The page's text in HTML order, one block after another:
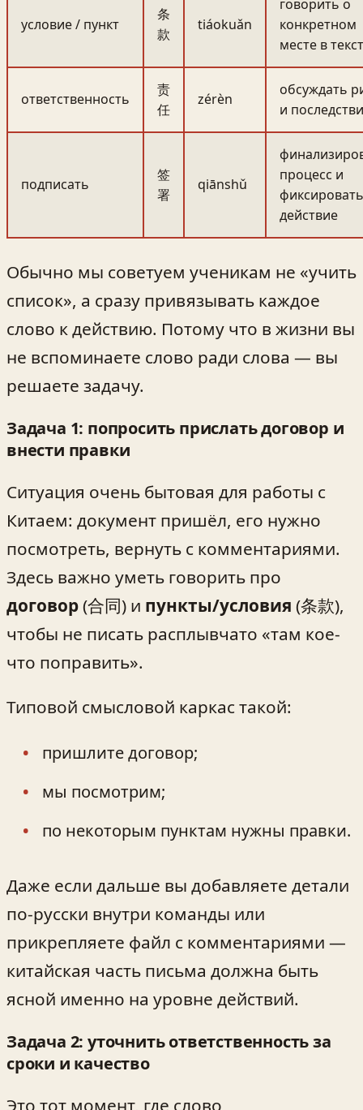
условие / пункт
条
款
tiáokuǎn
говорить о
конкретном
месте в
ответственность
责
任
zérèn
обсуждать
и
подписать
签
署
qiānshǔ
процесс и
фиксировать
действие
Обычно мы советуем ученикам не «учить
список», а сразу привязывать каждое
слово к действию. Потому что в жизни вы
не вспоминаете слово ради слова — вы
решаете задачу.
Задача 1: попросить прислать договор и
внести правки
Ситуация очень бытовая для работы с
Китаем: документ пришёл, его нужно
посмотреть, вернуть с комментариями.
Здесь важно уметь говорить про
договор(合同) и пункты/условия (条款),
чтобы не писать расплывчато «там кое-
что поправить».
Типовой смысловой каркас такой:
пришлите договор;
мы посмотрим;
по некоторым пунктам нужны правки.
Даже если дальше вы добавляете детали
по-русски внутри команды или
прикрепляете файл с комментариями —
китайская часть письма должна быть
ясной именно на уровне действий.
Задача 2: уточнить ответственность за
сроки и качество
Это тот момент, где слово